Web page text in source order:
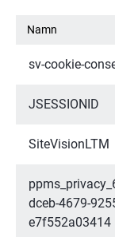
Namn
sv-cookie-
JSESSIONID
SiteVisionLTM
dceb-4679-
e7f552a03414